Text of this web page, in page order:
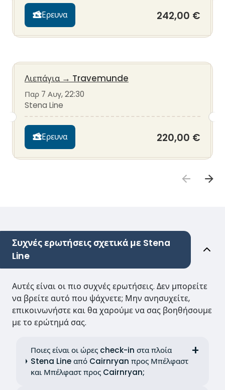
Ερευνα 242,00 €
Λιεπάγια → Travemunde
Παρ 7 Αυγ, 22:30
Stena Line
Ερευνα 220,00 €
Συχνές ερωτήσεις σχετικά με Stena
Line
Αυτές είναι οι πιο συχνές ερωτήσεις. Δεν μπορείτε
να βρείτε αυτό που ψάχνετε; Μην ανησυχείτε,
επικοινωνήστε και θα χαρούμε να σας βοηθήσουμε
με το ερώτημά σας.
Ποιες είναι οι ώρες check-in στα πλοία
Stena Line από Cairnryan προς Μπέλφαστ
και Μπέλφαστ προς Cairnryan;